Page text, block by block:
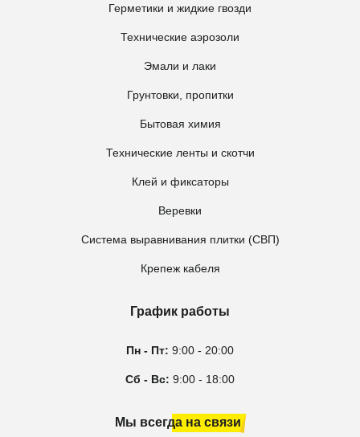
Герметики и жидкие гвозди
Технические аэрозоли
Эмали и лаки
Грунтовки, пропитки
Бытовая химия
Технические ленты и скотчи
Клей и фиксаторы
Веревки
Система выравнивания плитки (СВП)
Крепеж кабеля
График работы
Пн - Пт: 9:00 - 20:00
Сб - Вс: 9:00 - 18:00
Мы всегда на связи